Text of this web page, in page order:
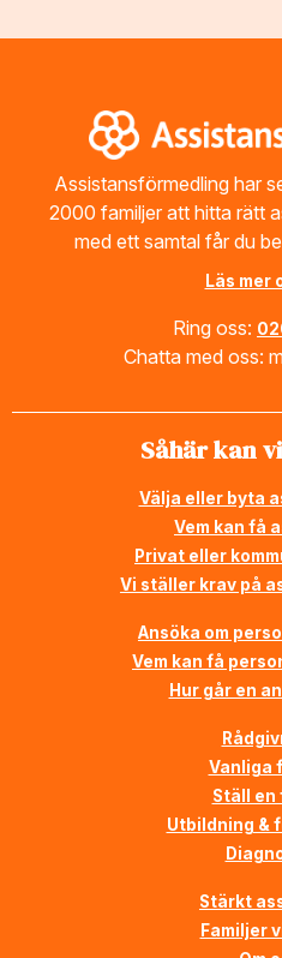
Assistansförmedling har
2000 familjer att hitta rätt
med ett samtal får du
Läs mer
Ring oss:
Chatta med oss:
Såhär kan
Välja eller byta
Vem kan få
Privat eller
Vi ställer krav på
Ansöka om
Vem kan få
Hur går en
Vanliga
Ställ en
Utbildning &
Stärkt
Familjer